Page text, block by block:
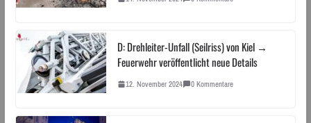
D: Drehleiter-Unfall (Seilriss) von Kiel →
Feuerwehr veröffentlicht neue Details
12. November 2024 0 Kommentare